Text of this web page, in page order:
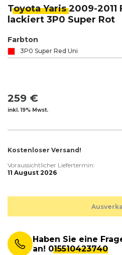
Toyota Yaris2009-
lackiert 3P0 Super Rot
Farbton
3P0 Super Red Uni
259 €
inkl. 19% Mwst.
Kostenloser Versand!
Voraussichtlicher Liefertermin:
11 August 2026
Haben Sie eine
an! 015510423740